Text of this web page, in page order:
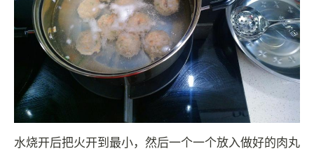
水烧开后把火开到最小，然后一个一个放入做好的肉丸